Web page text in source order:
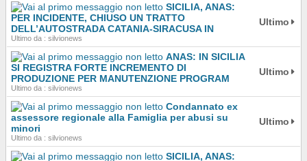
SICILIA, ANAS:
PER INCIDENTE, CHIUSO UN TRATTO
DELL’AUTOSTRADA CATANIA-SIRACUSA IN
Ultimo da : silvionews
Ultimo
ANAS: IN SICILIA
SI REGISTRA FORTE INCREMENTO DI
PRODUZIONE PER MANUTENZIONE PROGRAM
Ultimo da : silvionews
Ultimo
Condannato ex
assessore regionale alla Famiglia per abusi su
minori
Ultimo da : silvionews
Ultimo
SICILIA, ANAS: